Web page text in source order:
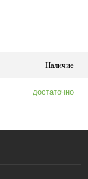
Наличие
достаточно